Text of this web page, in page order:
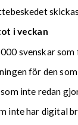
i veckan
svenskar
för den
som inte redan
inte har digital